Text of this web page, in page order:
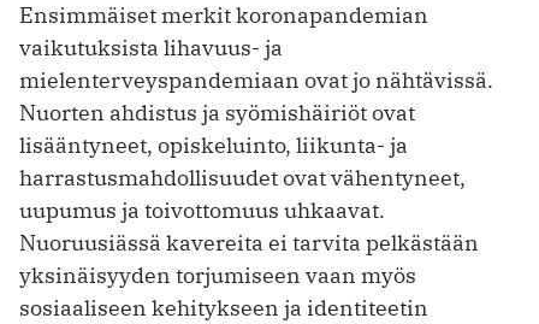
Ensimmäiset merkit koronapandemian
vaikutuksista lihavuus- ja
mielenterveyspandemiaan ovat jo nähtävissä.
Nuorten ahdistus ja syömishäiriöt ovat
lisääntyneet, opiskeluinto, liikunta- ja
harrastusmahdollisuudet ovat vähentyneet,
uupumus ja toivottomuus uhkaavat.
Nuoruusiässä kavereita ei tarvita pelkästään
yksinäisyyden torjumiseen vaan myös
sosiaaliseen kehitykseen ja identiteetin